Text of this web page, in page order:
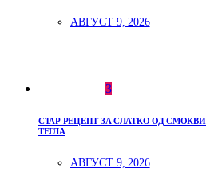
АВГУСТ 9, 2026
3
СТАР РЕЦЕПТ ЗА СЛАТКО ОД
ТЕГЛА
АВГУСТ 9, 2026